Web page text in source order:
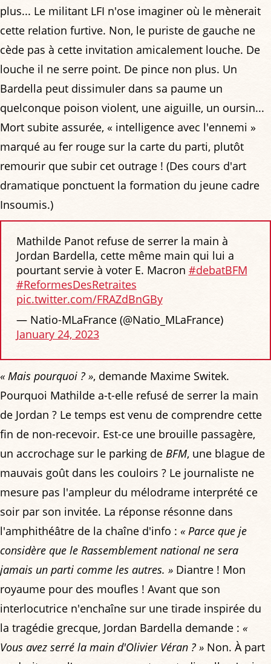
plus... Le militant LFI n'ose imaginer où le mènerait
cette relation furtive. Non, le puriste de gauche ne
cède pas à cette invitation amicalement louche. De
louche il ne serre point. De pince non plus. Un
Bardella peut dissimuler dans sa paume un
quelconque poison violent, une aiguille, un oursin...
Mort subite assurée, « intelligence avec l'ennemi »
marqué au fer rouge sur la carte du parti, plutôt
remourir que subir cet outrage ! (Des cours d'art
dramatique ponctuent la formation du jeune cadre
Insoumis.)
Mathilde Panot refuse de serrer la main à
Jordan Bardella, cette même main qui lui a
pourtant servie à voter E. Macron #debatBFM
#ReformesDesRetraites
pic.twitter.com/FRAZdBnGBy
— Natio-MLaFrance (@Natio_MLaFrance)
January 24, 2023
« Mais pourquoi ? », demande Maxime Switek.
Pourquoi Mathilde a-t-elle refusé de serrer la main
de Jordan ? Le temps est venu de comprendre cette
fin de non-recevoir. Est-ce une brouille passagère,
un accrochage sur le parking de BFM, une blague de
mauvais goût dans les couloirs ? Le journaliste ne
mesure pas l'ampleur du mélodrame interprété ce
soir par son invitée. La réponse résonne dans
l'amphithéâtre de la chaîne d'info : « Parce que je
considère que le Rassemblement national ne sera
jamais un parti comme les autres. » Diantre ! Mon
royaume pour des moufles ! Avant que son
interlocutrice n'enchaîne sur une tirade inspirée du
la tragédie grecque, Jordan Bardella demande : «
Vous avez serré la main d'Olivier Véran ? » Non. À part